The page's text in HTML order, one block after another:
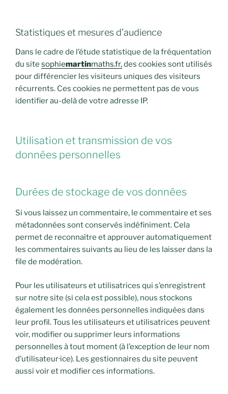
Statistiques et mesures d’audience
Dans le cadre de l’étude statistique de la fréquentation
du site sophiemartinmaths.fr,des cookies sont utilisés
pour différencier les visiteurs uniques des visiteurs
récurrents. Ces cookies ne permettent pas de vous
identifier au-delà de votre adresse IP.
Utilisation et transmission de vos
données personnelles
Durées de stockage de vos données
Si vous laissez un commentaire, le commentaire et ses
métadonnées sont conservés indéfiniment. Cela
permet de reconnaître et approuver automatiquement
les commentaires suivants au lieu de les laisser dans la
file de modération.
Pour les utilisateurs et utilisatrices qui s’enregistrent
sur notre site (si cela est possible), nous stockons
également les données personnelles indiquées dans
leur profil. Tous les utilisateurs et utilisatrices peuvent
voir, modifier ou supprimer leurs informations
personnelles à tout moment (à l’exception de leur nom
d’utilisateur·ice). Les gestionnaires du site peuvent
aussi voir et modifier ces informations.